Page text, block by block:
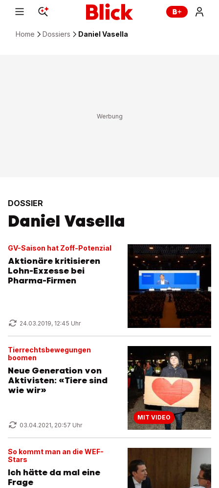
Home Dossiers Daniel Vasella
DOSSIER
Daniel Vasella
GV-Saison hat Zoff-Potenzial
Aktionäre kritisieren
Lohn-Exzesse bei
Pharma-Firmen
24.03.2019, 12:45 Uhr
Tierrechtsbewegungen
boomen
Neue Generation von
Aktivisten: «Tiere sind
wie wir»
03.04.2021, 20:57 Uhr
MIT VIDEO
So kommt man an die WEF-
Stars
Ich hätte da mal eine
Frage